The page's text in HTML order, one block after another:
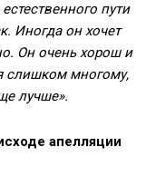
пути
Иногда он хочет
Он очень хорош и
слишком многому,
лучше».
апелляции